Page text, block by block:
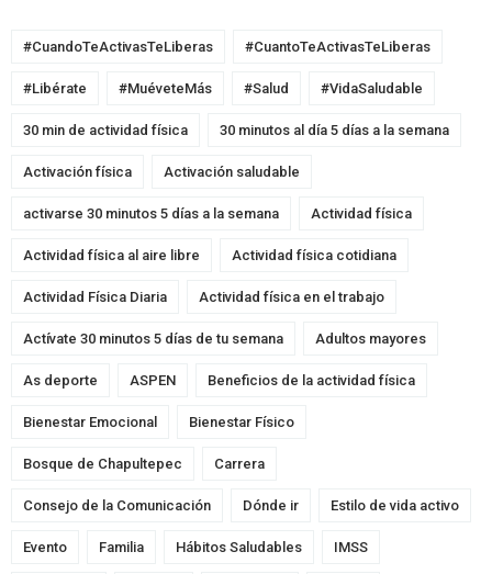
#CuandoTeActivasTeLiberas #CuantoTeActivasTeLiberas
#Libérate #MuéveteMás #Salud #VidaSaludable
30 min de actividad física 30 minutos al día 5 días a la semana
Activación física Activación saludable
activarse 30 minutos 5 días a la semana Actividad física
Actividad física al aire libre Actividad física cotidiana
Actividad Física Diaria Actividad física en el trabajo
Actívate 30 minutos 5 días de tu semana Adultos mayores
As deporte ASPEN Beneficios de la actividad física
Bienestar Emocional Bienestar Físico
Bosque de Chapultepec Carrera
Consejo de la Comunicación Dónde ir Estilo de vida activo
Evento Familia Hábitos Saludables IMSS